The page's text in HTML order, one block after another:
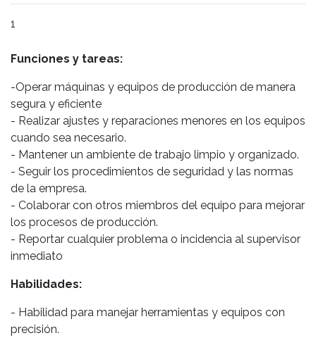
1
Funciones y tareas:
-Operar máquinas y equipos de producción de manera
segura y eficiente
- Realizar ajustes y reparaciones menores en los equipos
cuando sea necesario.
- Mantener un ambiente de trabajo limpio y organizado.
- Seguir los procedimientos de seguridad y las normas
de la empresa.
- Colaborar con otros miembros del equipo para mejorar
los procesos de producción.
- Reportar cualquier problema o incidencia al supervisor
inmediato
Habilidades:
- Habilidad para manejar herramientas y equipos con
precisión.